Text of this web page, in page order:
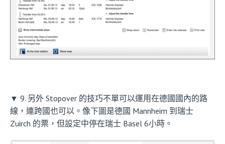
▼ 9. 另外 Stopover 的技巧不單可以運用在德國國內的路
線，連跨國也可以。像下圖是德國 Mannheim 到瑞士
Zuirch 的票，但設定中停在瑞士 Basel 6小時。